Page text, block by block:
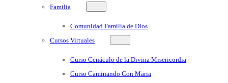
Familia
Comunidad Familia de Dios
Cursos Virtuales
Curso Cenáculo de la Divina Misericordia
Curso Caminando Con Maria